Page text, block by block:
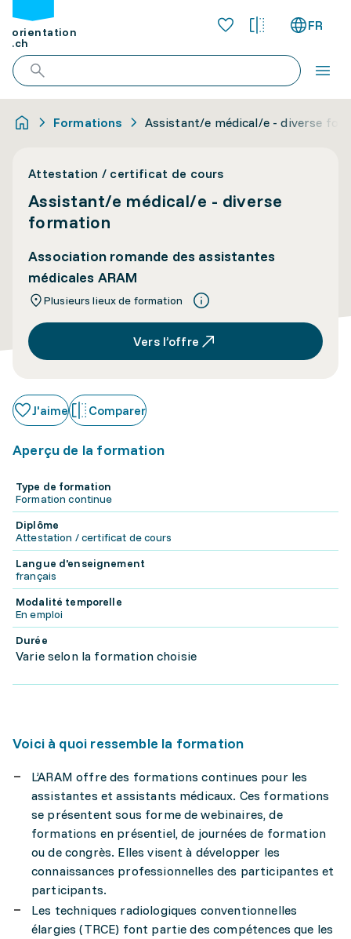
orientation
.ch
FR
Formations Assistant/e médical/e - diverse
Attestation / certificat de cours
Assistant/e médical/e - diverse
formation
Association romande des assistantes
médicales ARAM
Plusieurs lieux de formation
Vers l’offre
J'aime Comparer
Aperçu de la formation
Type de formation
Formation continue
Diplôme
Attestation / certificat de cours
Langue d'enseignement
français
Modalité temporelle
En emploi
Durée
Varie selon la formation choisie
Voici à quoi ressemble la formation
L’ARAM offre des formations continues pour les
assistantes et assistants médicaux. Ces formations
se présentent sous forme de webinaires, de
formations en présentiel, de journées de formation
ou de congrès. Elles visent à développer les
connaissances professionnelles des participantes et
participants.
Les techniques radiologiques conventionnelles
élargies (TRCE) font partie des compétences que les